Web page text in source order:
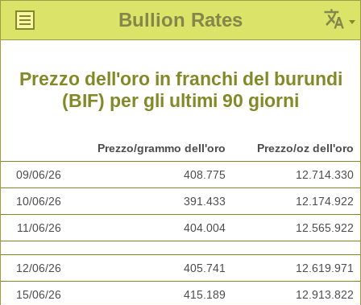
Bullion Rates
Prezzo dell'oro in franchi del burundi
(BIF) per gli ultimi 90 giorni
Prezzo/grammo dell'oro Prezzo/oz dell'oro
09/06/26 408.775 12.714.330
10/06/26 391.433 12.174.922
11/06/26 404.004 12.565.922
12/06/26 405.741 12.619.971
15/06/26 415.189 12.913.822